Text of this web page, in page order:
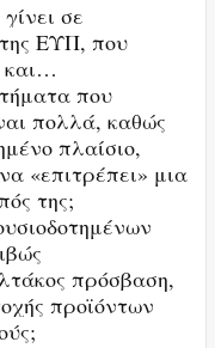
σε
ΕΥΠ, που
και…
που
πολλά, καθώς
πλαίσιο,
«επιτρέπει» μια
της;
πρόσβαση,
προϊόντων